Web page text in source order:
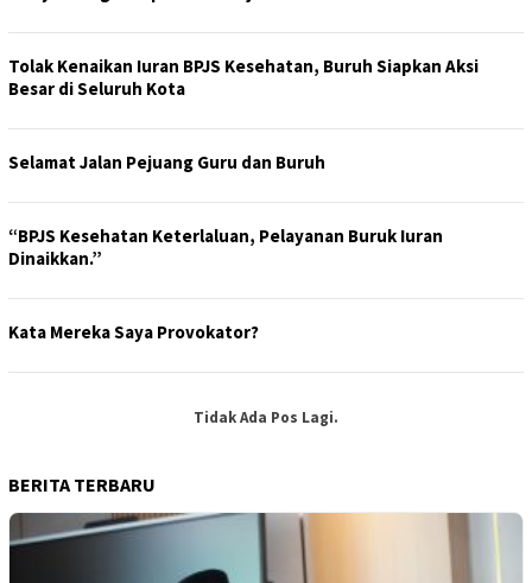
Tolak Kenaikan Iuran BPJS Kesehatan, Buruh Siapkan Aksi
Besar di Seluruh Kota
Selamat Jalan Pejuang Guru dan Buruh
“BPJS Kesehatan Keterlaluan, Pelayanan Buruk Iuran
Dinaikkan.”
Kata Mereka Saya Provokator?
Tidak Ada Pos Lagi.
BERITA TERBARU